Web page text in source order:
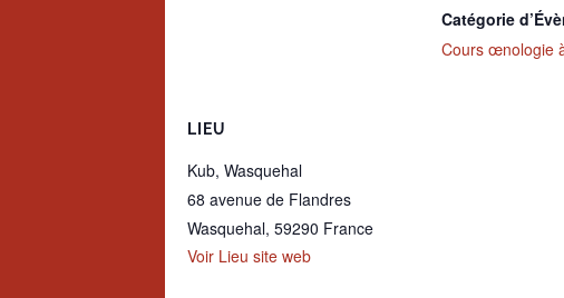
Catégorie
Cours œnologie
LIEU
Kub, Wasquehal
68 avenue de Flandres
Wasquehal, 59290 France
Voir Lieu site web